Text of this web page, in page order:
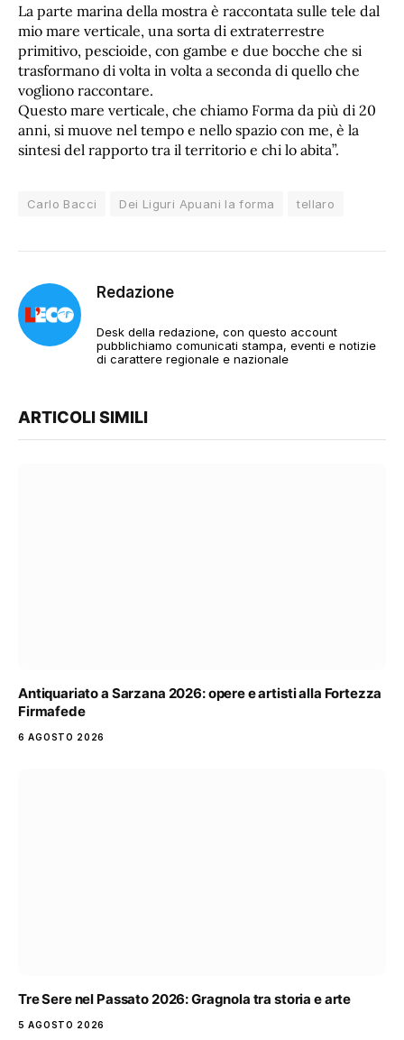
La parte marina della mostra è raccontata sulle tele dal
mio mare verticale, una sorta di extraterrestre
primitivo, pescioide, con gambe e due bocche che si
trasformano di volta in volta a seconda di quello che
vogliono raccontare.
Questo mare verticale, che chiamo Forma da più di 20
anni, si muove nel tempo e nello spazio con me, è la
sintesi del rapporto tra il territorio e chi lo abita”.
Carlo Bacci Dei Liguri Apuani la forma tellaro
Redazione
Desk della redazione, con questo account
pubblichiamo comunicati stampa, eventi e notizie
di carattere regionale e nazionale
ARTICOLI SIMILI
Antiquariato a Sarzana 2026: opere e artisti alla Fortezza
Firmafede
6 AGOSTO 2026
Tre Sere nel Passato 2026: Gragnola tra storia e arte
5 AGOSTO 2026